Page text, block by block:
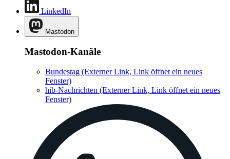
LinkedIn
Mastodon
Mastodon-Kanäle
Bundestag (Externer Link, Link öffnet ein neues
Fenster)
hib-Nachrichten (Externer Link, Link öffnet ein neues
Fenster)